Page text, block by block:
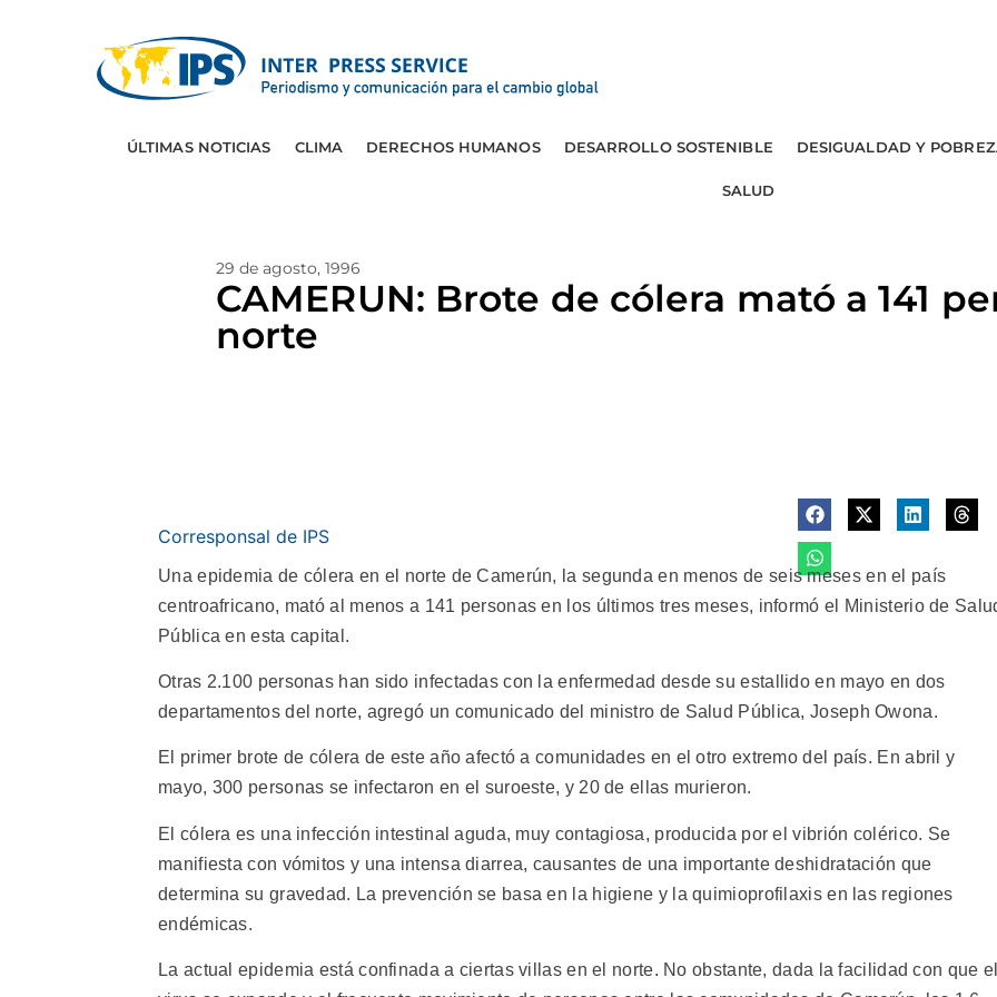
ÚLTIMAS NOTICIAS CLIMA DERECHOS HUMANOS DESARROLLO SOSTENIBLE DESIGUALDAD Y
SALUD
29 de agosto, 1996
CAMERUN: Brote de cólera mató a 141
norte
Corresponsal de IPS
Una epidemia de cólera en el norte de Camerún, la segunda en menos de seis meses en el país
centroafricano, mató al menos a 141 personas en los últimos tres meses, informó el Ministerio de
Pública en esta capital.
Otras 2.100 personas han sido infectadas con la enfermedad desde su estallido en mayo en dos
departamentos del norte, agregó un comunicado del ministro de Salud Pública, Joseph Owona.
El primer brote de cólera de este año afectó a comunidades en el otro extremo del país. En abril y
mayo, 300 personas se infectaron en el suroeste, y 20 de ellas murieron.
El cólera es una infección intestinal aguda, muy contagiosa, producida por el vibrión colérico. Se
manifiesta con vómitos y una intensa diarrea, causantes de una importante deshidratación que
determina su gravedad. La prevención se basa en la higiene y la quimioprofilaxis en las regiones
endémicas.
La actual epidemia está confinada a ciertas villas en el norte. No obstante, dada la facilidad con que